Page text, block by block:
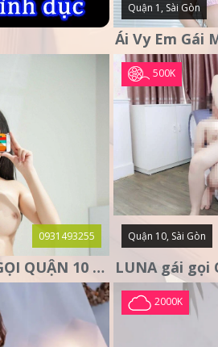
Quận 1, Sài Gòn
0931493255
THU QUỲNH GÁI GỌI QUẬN 10 – MẶT XINH DA TRẮNG – SANG
500K
Quận 10, Sài Gòn
2000K